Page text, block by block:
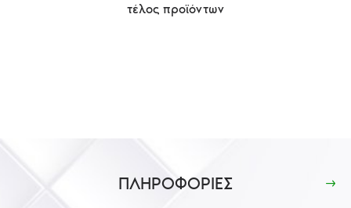
τέλος προϊόντων
ΠΛΗΡΟΦΟΡΙΕΣ